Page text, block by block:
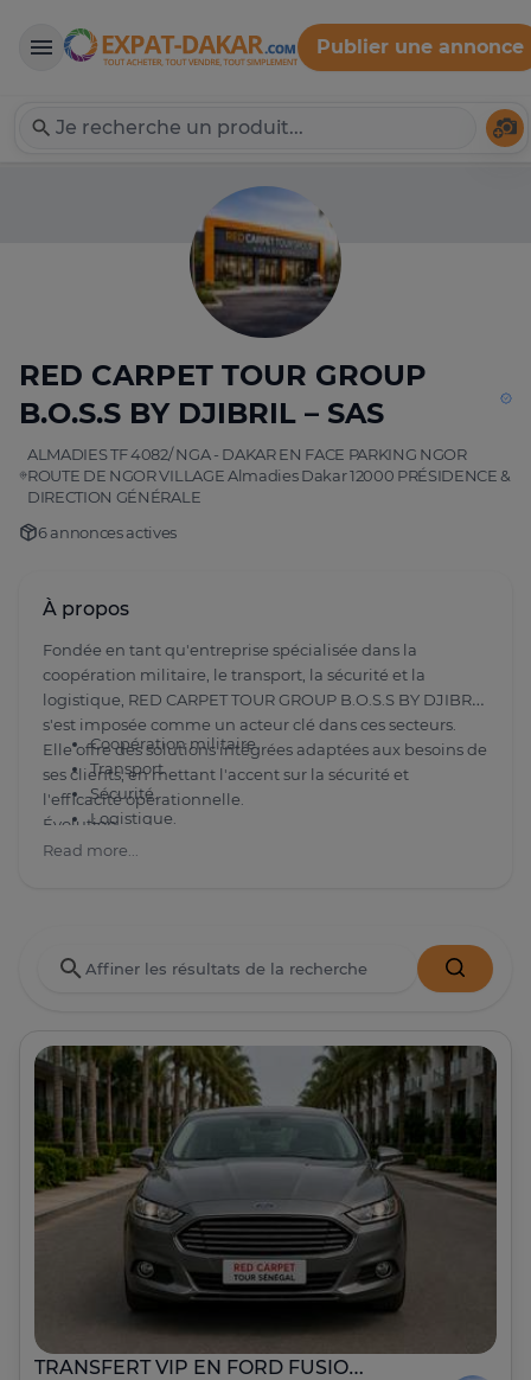
Expat-Dakar
Publier une annonce
RED CARPET TOUR GROUP
B.O.S.S BY DJIBRIL – SAS
ALMADIES TF 4082/ NGA - DAKAR EN FACE PARKING NGOR
ROUTE DE NGOR VILLAGE Almadies Dakar 12000 PRÉSIDENCE &
DIRECTION GÉNÉRALE
6 annonces actives
À propos
Fondée en tant qu'entreprise spécialisée dans la
coopération militaire, le transport, la sécurité et la
logistique, RED CARPET TOUR GROUP B.O.S.S BY DJIBRIL
s'est imposée comme un acteur clé dans ces secteurs.
Elle offre des solutions intégrées adaptées aux besoins de
ses clients, en mettant l'accent sur la sécurité et
l'efficacité opérationnelle.
Évolution
Au fil des années, l'entreprise a connu une croissance
Coopération militaire.
Transport.
Sécurité.
Logistique.
soutenue par un capital solide et une gouvernance
efficace.
Innovation constante dans les solutions proposées.
Engagement envers la sécurité et la satisfaction
client.
Son siège social est situé à Dakar, en face du
parking Ngor, sur la route de Ngor Village, dans le
quartier des Almadies, avec une présence
stratégique pour répondre efficacement aux
besoins de ses clients.
Informations Financières et Structurelles
La société est une SAS avec un Conseil
d'Administration, disposant d'un capital social de
1.000.000 FCFA et d'un fonds d'investissement
privé (FIP) de 100.000.000 FCFA. Elle est
représentée par son Président Directeur Général,
Read more...
TRANSFERT VIP EN FORD FUSION DAKAR – AIBD – MONUD